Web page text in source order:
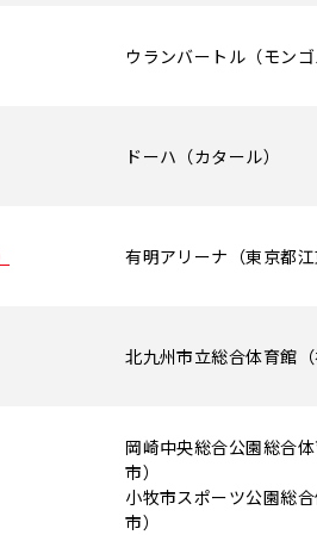
ウランバートル（モンゴ
ドーハ（カタール）
有明アリーナ（東京都江
北九州市立総合体育館（
岡崎中央総合公園総合
市）
小牧市スポーツ公園総
市）